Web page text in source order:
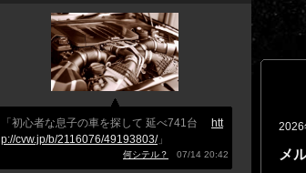
2026
メ
「初心者な息子の車を探して 延べ741台 htt
p://cvw.jp/b/2116076/49193803/」
何シテル？ 07/14 20:42